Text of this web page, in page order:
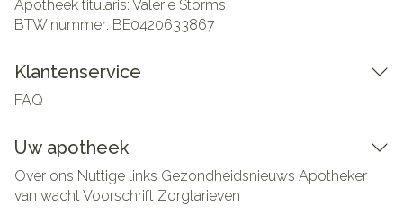
Apotheek titularis: Valerie Storms
BTW nummer: BE0420633867
Klantenservice
FAQ
Uw apotheek
Over ons Nuttige links Gezondheidsnieuws Apotheker
van wachtVoorschrift Zorgtarieven